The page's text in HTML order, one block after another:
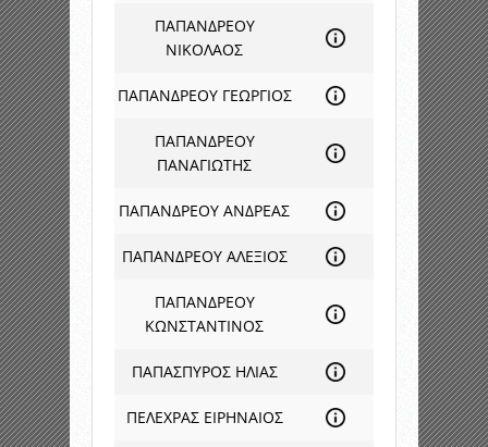
ΠΑΠΑΝΔΡΕΟΥ
ΝΙΚΟΛΑΟΣ
ΠΑΠΑΝΔΡΕΟΥ ΓΕΩΡΓΙΟΣ
ΠΑΠΑΝΔΡΕΟΥ
ΠΑΝΑΓΙΩΤΗΣ
ΠΑΠΑΝΔΡΕΟΥ ΑΝΔΡΕΑΣ
ΠΑΠΑΝΔΡΕΟΥ ΑΛΕΞΙΟΣ
ΠΑΠΑΝΔΡΕΟΥ
ΚΩΝΣΤΑΝΤΙΝΟΣ
ΠΑΠΑΣΠΥΡΟΣ ΗΛΙΑΣ
ΠΕΛΕΧΡΑΣ ΕΙΡΗΝΑΙΟΣ